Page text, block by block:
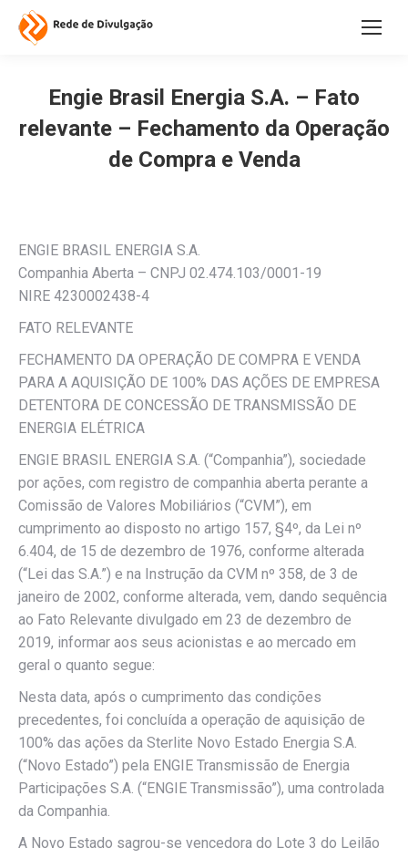
Engie Brasil Energia S.A. – Fato
relevante – Fechamento da Operação
de Compra e Venda
ENGIE BRASIL ENERGIA S.A.
Companhia Aberta – CNPJ 02.474.103/0001-19
NIRE 4230002438-4
FATO RELEVANTE
FECHAMENTO DA OPERAÇÃO DE COMPRA E VENDA
PARA A AQUISIÇÃO DE 100% DAS AÇÕES DE EMPRESA
DETENTORA DE CONCESSÃO DE TRANSMISSÃO DE
ENERGIA ELÉTRICA
ENGIE BRASIL ENERGIA S.A. (“Companhia”), sociedade
por ações, com registro de companhia aberta perante a
Comissão de Valores Mobiliários (“CVM”), em
cumprimento ao disposto no artigo 157, §4º, da Lei nº
6.404, de 15 de dezembro de 1976, conforme alterada
(“Lei das S.A.”) e na Instrução da CVM nº 358, de 3 de
janeiro de 2002, conforme alterada, vem, dando sequência
ao Fato Relevante divulgado em 23 de dezembro de
2019, informar aos seus acionistas e ao mercado em
geral o quanto segue:
Nesta data, após o cumprimento das condições
precedentes, foi concluída a operação de aquisição de
100% das ações da Sterlite Novo Estado Energia S.A.
(“Novo Estado”) pela ENGIE Transmissão de Energia
Participações S.A. (“ENGIE Transmissão”), uma controlada
da Companhia.
A Novo Estado sagrou-se vencedora do Lote 3 do Leilão